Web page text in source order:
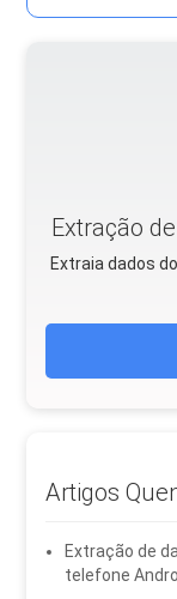
Extração
Extraia dados
Artigos
Extração de
telefone